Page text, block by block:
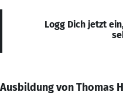
Logg Dich jetzt
Ausbildung von Thomas